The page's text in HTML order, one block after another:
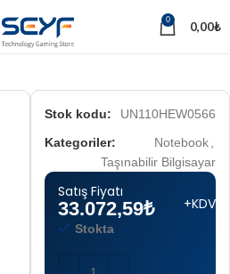
0 0,00₺
Stok kodu:
UN110HEW0566
Kategoriler:
Notebook
Taşınabilir Bilgisayar
Satış Fiyatı
33.072,59₺ +KDV
Stokta